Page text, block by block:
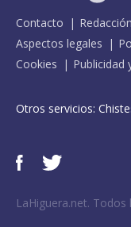
Contacto Redacción
Aspectos legales
Cookies
Publicidad
Otros servicios:
LaHiguera.net.